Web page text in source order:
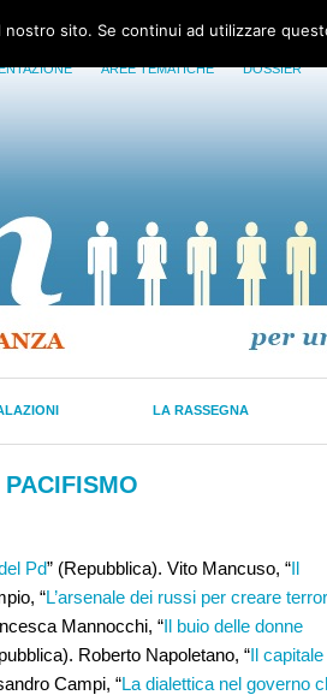
AREE TEMATICHE DOSSIER
LA RASSEGNA
Pd” (Repubblica). Vito Mancuso, “Il
“L’arsenale dei russi per creare
Mannocchi, “Il buio delle donne
Roberto Napoletano, “Il capitale
Campi, “La dialettica nel governo
sito. Se continui ad utilizzare